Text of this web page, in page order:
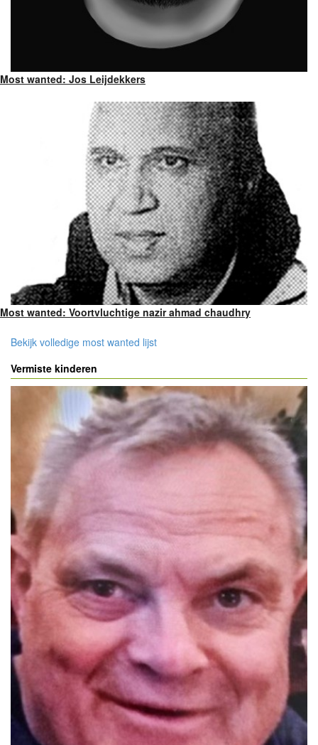
Most wanted: Jos Leijdekkers
Most wanted: Voortvluchtige nazir ahmad chaudhry
Bekijk volledige most wanted lijst
Vermiste kinderen